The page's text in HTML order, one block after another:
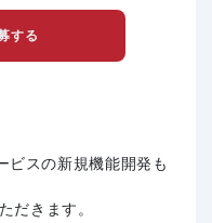
する
ビスの新規機能開発も
だきます。